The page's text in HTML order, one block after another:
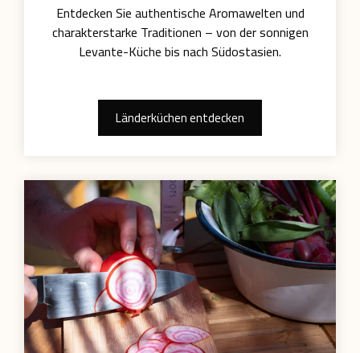
Entdecken Sie authentische Aromawelten und
charakterstarke Traditionen – von der sonnigen
Levante-Küche bis nach Südostasien.
Länderküchen entdecken